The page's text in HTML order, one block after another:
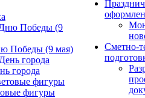
Победы (9 мая)
города
фигуры
Сметно-